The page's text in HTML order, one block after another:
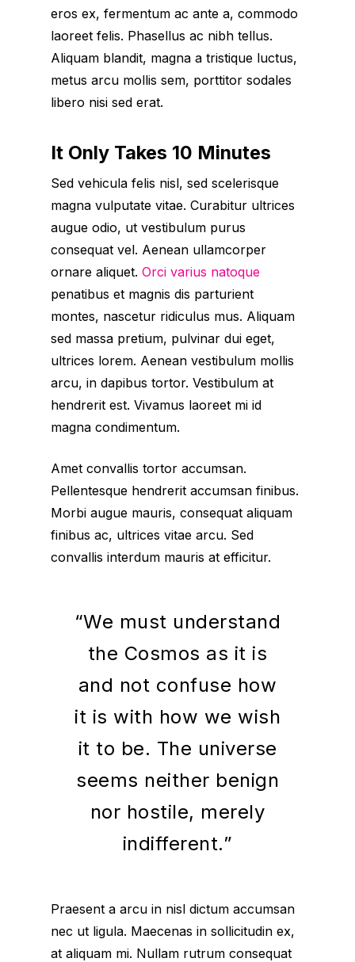
eros ex, fermentum ac ante a, commodo
laoreet felis. Phasellus ac nibh tellus.
Aliquam blandit, magna a tristique luctus,
metus arcu mollis sem, porttitor sodales
libero nisi sed erat.
It Only Takes 10 Minutes
Sed vehicula felis nisl, sed scelerisque
magna vulputate vitae. Curabitur ultrices
augue odio, ut vestibulum purus
consequat vel. Aenean ullamcorper
ornare aliquet. Orci varius natoque
penatibus et magnis dis parturient
montes, nascetur ridiculus mus. Aliquam
sed massa pretium, pulvinar dui eget,
ultrices lorem. Aenean vestibulum mollis
arcu, in dapibus tortor. Vestibulum at
hendrerit est. Vivamus laoreet mi id
magna condimentum.
Amet convallis tortor accumsan.
Pellentesque hendrerit accumsan finibus.
Morbi augue mauris, consequat aliquam
finibus ac, ultrices vitae arcu. Sed
convallis interdum mauris at efficitur.
“We must understand
the Cosmos as it is
and not confuse how
it is with how we wish
it to be. The universe
seems neither benign
nor hostile, merely
indifferent.”
Praesent a arcu in nisl dictum accumsan
nec ut ligula. Maecenas in sollicitudin ex,
at aliquam mi. Nullam rutrum consequat